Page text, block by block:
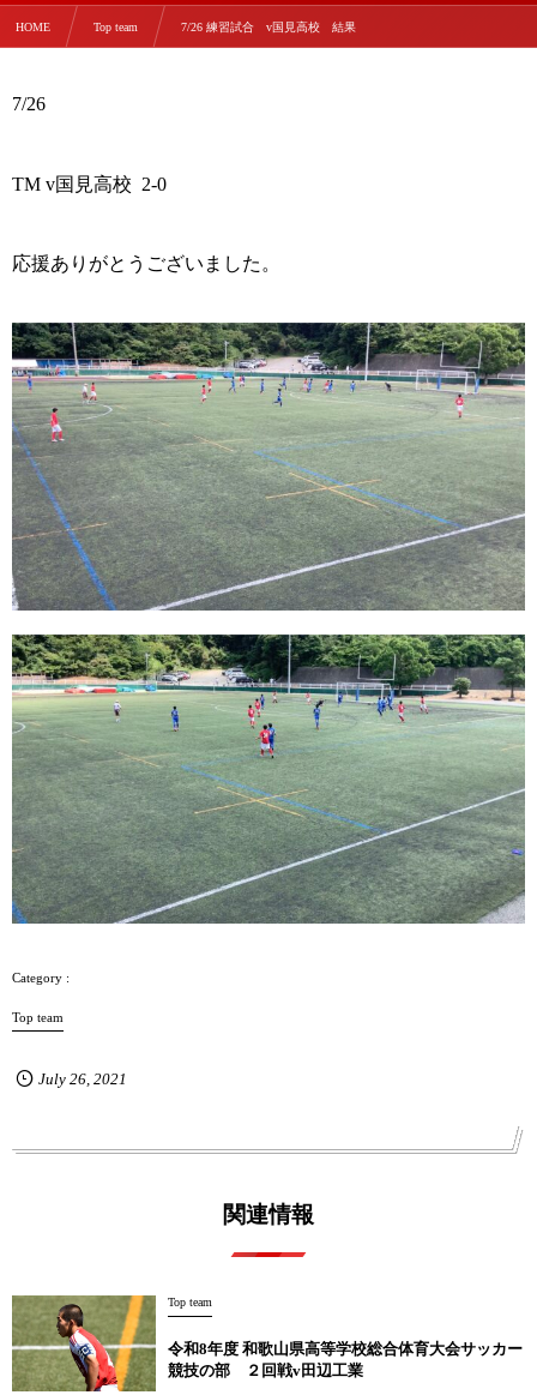
HOME Top team 7/26 練習試合 v国見高校 結果
7/26
TM v国見高校 2-0
応援ありがとうございました。
Top team
July 26, 2021
関連情報
Top team
令和8年度 和歌山県高等学校総合体育大会サッカー
競技の部 ２回戦v田辺工業